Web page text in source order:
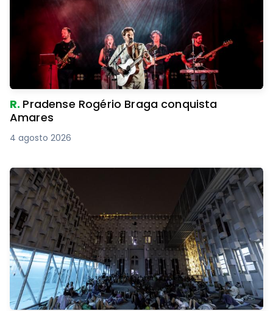
R. Pradense Rogério Braga conquista
Amares
4 agosto 2026